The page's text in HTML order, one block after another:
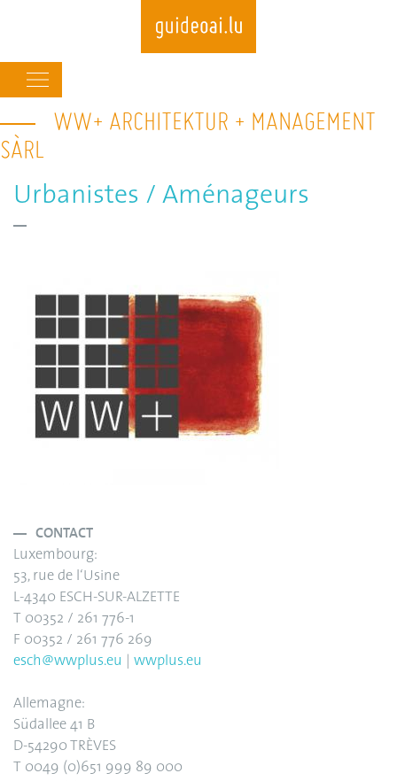
Skip
to
navigation
WW+ ARCHITEKTUR + MANAGEMENT
SÀRL
Urbanistes / Aménageurs
CONTACT
Luxembourg:
53, rue de l‘Usine
L-4340 ESCH-SUR-ALZETTE
T 00352 / 261 776-1
F 00352 / 261 776 269
esch@wwplus.eu
wwplus.eu
Allemagne:
Südallee 41 B
D-54290 TRÈVES
T 0049 (0)651 999 89 000